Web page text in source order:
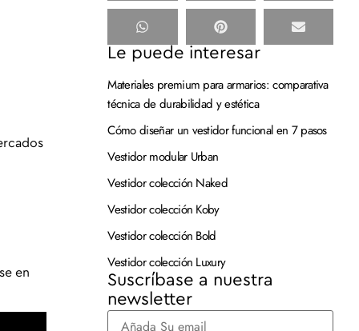
en
Le puede interesar
Materiales premium para armarios: comparativa
técnica de durabilidad y estética
Cómo diseñar un vestidor funcional en 7 pasos
Vestidor modular Urban
Vestidor colección Naked
Vestidor colección Koby
Vestidor colección Bold
Vestidor colección Luxury
Suscríbase a nuestra
newsletter